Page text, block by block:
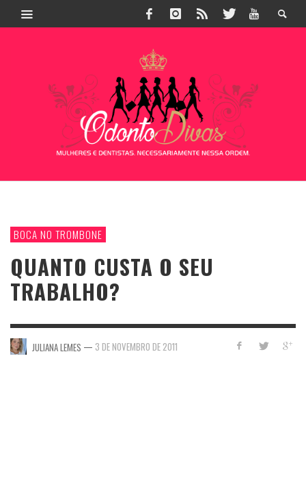
BOCA NO TROMBONE
QUANTO CUSTA O SEU
TRABALHO?
JULIANA LEMES — 3 DE NOVEMBRO DE 2011